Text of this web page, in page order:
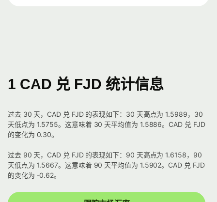
1 CAD 兑 FJD 统计信息
过去 30 天，CAD 兑 FJD 的表现如下：30 天高点为 1.5989，30
天低点为 1.5755。这意味着 30 天平均值为 1.5886。CAD 兑 FJD
的变化为 0.30。
过去 90 天，CAD 兑 FJD 的表现如下：90 天高点为 1.6158，90
天低点为 1.5667。这意味着 90 天平均值为 1.5902。CAD 兑 FJD
的变化为 -0.62。